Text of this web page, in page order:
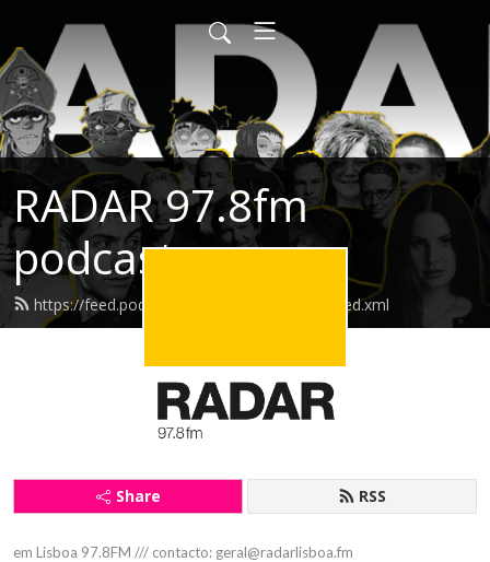
RADAR 97.8fm
podcasts
https://feed.podbean.com/radarpodcasts/feed.xml
Share RSS
em Lisboa 97.8FM /// contacto: geral@radarlisboa.fm